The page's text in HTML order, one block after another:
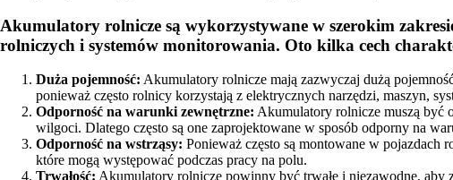
Akumulatory rolnicze są wykorzystywane w szerokim
rolniczych i systemów monitorowania. Oto kilka cech
Duża pojemność: Akumulatory rolnicze mają zazwyczaj dużą
ponieważ często rolnicy korzystają z elektrycznych narzędzi, maszyn,
Odporność na warunki zewnętrzne: Akumulatory rolnicze muszą być
wilgoci. Dlatego często są one zaprojektowane w sposób odporny na
Odporność na wstrząsy: Ponieważ często są montowane w
które mogą występować podczas pracy na polu.
Trwałość: Akumulatory rolnicze powinny być trwałe i niezawodne, aby